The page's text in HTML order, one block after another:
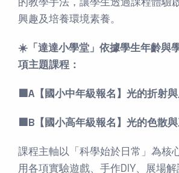
的教學手法，讓學生透過課程體驗
興趣及培養環境素養。
☀️「達達小學堂」依據學生年齡與
項主題課程：
🟩A【國小中年級報名】光的折射
🟩B【國小高年級報名】光的色散
課程主軸以「科學始於日常」為核
用各項實驗遊戲、手作DIY、展場